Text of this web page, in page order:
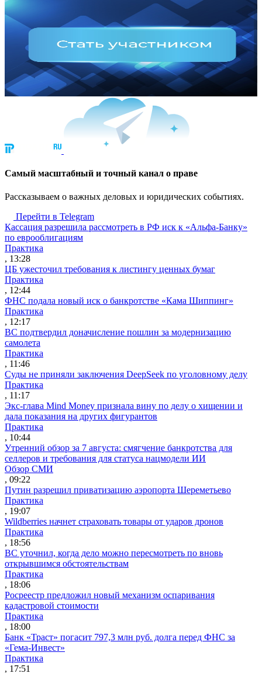
Cамый масштабный и точный канал о праве
Рассказываем о важных деловых и юридических событиях.
Перейти в Telegram
Кассация разрешила рассмотреть в РФ иск к «Альфа-Банку»
по еврооблигациям
Практика
, 13:28
ЦБ ужесточил требования к листингу ценных бумаг
Практика
, 12:44
ФНС подала новый иск о банкротстве «Кама Шиппинг»
Практика
, 12:17
ВС подтвердил доначисление пошлин за модернизацию
самолета
Практика
, 11:46
Суды не приняли заключения DeepSeek по уголовному делу
Практика
, 11:17
Экс-глава Mind Money признала вину по делу о хищении и
дала показания на других фигурантов
Практика
, 10:44
Утренний обзор за 7 августа: смягчение банкротства для
селлеров и требования для статуса нацмодели ИИ
Обзор СМИ
, 09:22
Путин разрешил приватизацию аэропорта Шереметьево
Практика
, 19:07
Wildberries начнет страховать товары от ударов дронов
Практика
, 18:56
ВС уточнил, когда дело можно пересмотреть по вновь
открывшимся обстоятельствам
Практика
, 18:06
Росреестр предложил новый механизм оспаривания
кадастровой стоимости
Практика
, 18:00
Банк «Траст» погасит 797,3 млн руб. долга перед ФНС за
«Гема-Инвест»
Практика
, 17:51